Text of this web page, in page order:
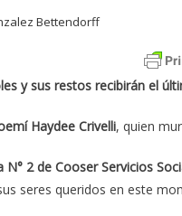
Bettendorff
y sus restos recibirán el
Haydee Crivelli, quien
N° 2 de Cooser Servicios
seres queridos en este